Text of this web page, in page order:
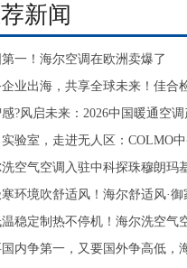
新闻
第一！海尔空调在欧洲卖爆了
企业出海，共享全球未来！佳合
作备忘录
感?风启未来：2026中国暖通空
实验室，走进无人区：COLMO
环境挑战
洗空气空调入驻中科探珠穆朗玛
寒环境吹舒适风！海尔舒适风·
珠穆朗玛基地
温稳定制热不停机！海尔洗空气
玛基地
国内争第一，又要国外争高低，